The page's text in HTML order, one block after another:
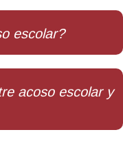
escolar?
acoso escolar y